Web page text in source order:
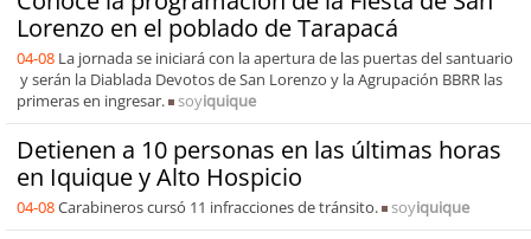
Lorenzo en el poblado de Tarapacá
04-08 La jornada se iniciará con la apertura de las puertas del santuario
y serán la Diablada Devotos de San Lorenzo y la Agrupación BBRR las
primeras en ingresar.
soyiquique
Detienen a 10 personas en las últimas horas
en Iquique y Alto Hospicio
04-08Carabineros cursó 11 infracciones de tránsito. soyiquique